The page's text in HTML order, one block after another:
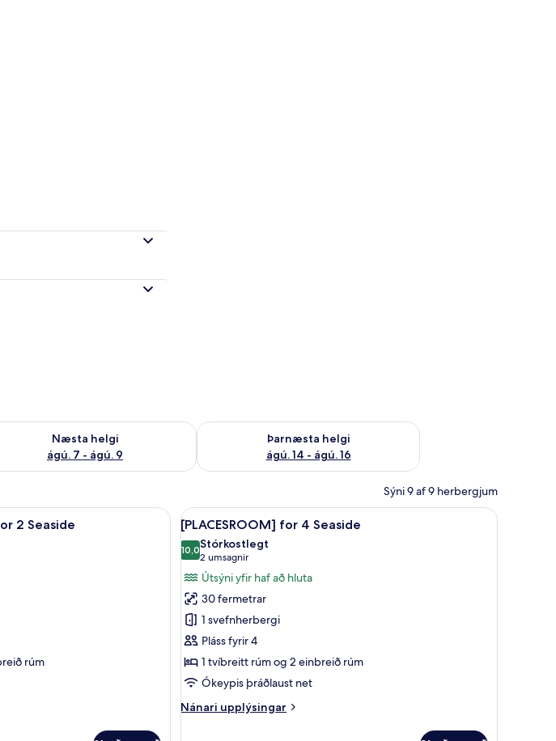
Næsta helgi
ágú. 7 - ágú. 9
framboð næstu helgi ágú. 7 - ágú. 9
Þarnæsta helgi
ágú. 14 - ágú. 16
Athuga framboð þarnæstu helgi ágú. 14 - ágú. 16
Sýni 9 af 9 herbergjum
Skrifborð, myrkratjöld/-gardínur, ókeypis þráðlaus nettenging, rúmföt
2 Seaside
rúm
Skoða
allar
myndir
fyrir
[PLACESROOM]
for
4
Seaside
[PLACESROOM] for 4 Seaside | Útsýni úr
5
[PLACESROOM] for 4 Seaside
10,010,0 af 10
Stórkostlegt
2 umsagnir
(2
umsagnir)
Útsýni yfir haf að hluta
30 fermetrar
1 svefnherbergi
Pláss fyrir 4
1 tvíbreitt rúm og 2 einbreið rúm
Ókeypis þráðlaust net
Nánari upplýsingar
Nánari